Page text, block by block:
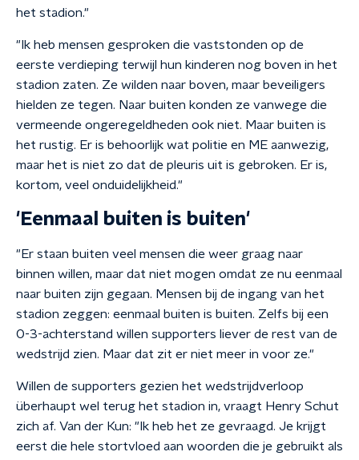
het stadion."
"Ik heb mensen gesproken die vaststonden op de
eerste verdieping terwijl hun kinderen nog boven in het
stadion zaten. Ze wilden naar boven, maar beveiligers
hielden ze tegen. Naar buiten konden ze vanwege die
vermeende ongeregeldheden ook niet. Maar buiten is
het rustig. Er is behoorlijk wat politie en ME aanwezig,
maar het is niet zo dat de pleuris uit is gebroken. Er is,
kortom, veel onduidelijkheid."
'Eenmaal buiten is buiten'
"Er staan buiten veel mensen die weer graag naar
binnen willen, maar dat niet mogen omdat ze nu eenmaal
naar buiten zijn gegaan. Mensen bij de ingang van het
stadion zeggen: eenmaal buiten is buiten. Zelfs bij een
0-3-achterstand willen supporters liever de rest van de
wedstrijd zien. Maar dat zit er niet meer in voor ze."
Willen de supporters gezien het wedstrijdverloop
überhaupt wel terug het stadion in, vraagt Henry Schut
zich af. Van der Kun: "Ik heb het ze gevraagd. Je krijgt
eerst die hele stortvloed aan woorden die je gebruikt als